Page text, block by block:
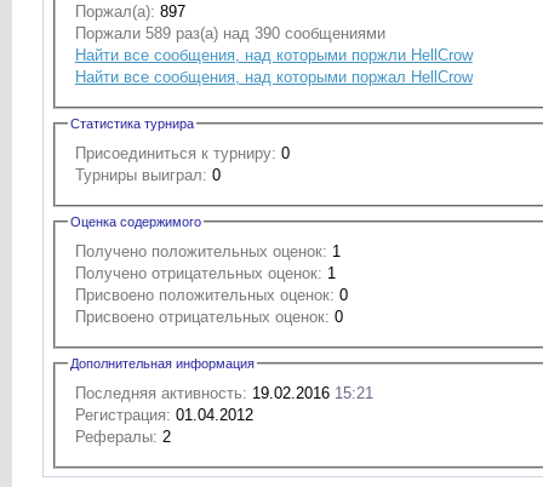
Поржал(а): 897
Поржали 589 раз(а) над 390 сообщениями
Найти все сообщения, над которыми поржли HellCrow
Найти все сообщения, над которыми поржал HellCrow
Статистика турнира
Присоединиться к турниру: 0
Турниры выиграл: 0
Оценка содержимого
Получено положительных оценок: 1
Получено отрицательных оценок: 1
Присвоено положительных оценок: 0
Присвоено отрицательных оценок: 0
Дополнительная информация
Последняя активность: 19.02.2016 15:21
Регистрация: 01.04.2012
Рефералы: 2